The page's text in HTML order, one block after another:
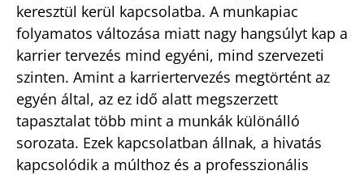
keresztül kerül kapcsolatba. A munkapiac
folyamatos változása miatt nagy hangsúlyt kap a
karrier tervezés mind egyéni, mind szervezeti
szinten. Amint a karriertervezés megtörtént az
egyén által, az ez idő alatt megszerzett
tapasztalat több mint a munkák különálló
sorozata. Ezek kapcsolatban állnak, a hivatás
kapcsolódik a múlthoz és a professzionális